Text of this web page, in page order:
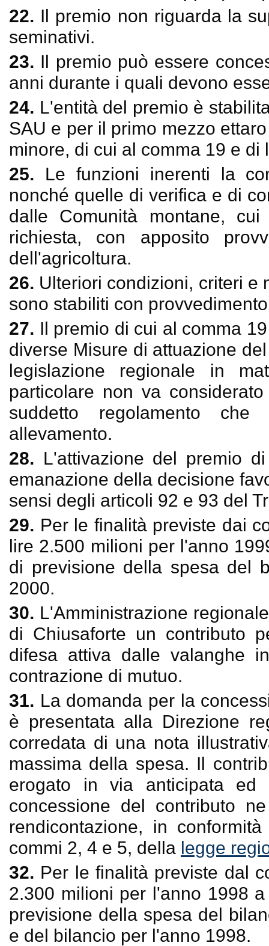
22. Il premio non riguarda la
seminativi.
23. Il premio può essere
anni durante i quali devono
24. L'entità del premio è
SAU e per il primo mezzo
minore, di cui al comma 19 e
25. Le funzioni inerenti la
nonché quelle di verifica e di
dalle Comunità montane,
richiesta, con apposito
dell'agricoltura.
26. Ulteriori condizioni, criteri e
sono stabiliti con
27. Il premio di cui al comma
diverse Misure di attuazione
legislazione regionale in
particolare non va
suddetto regolamento
allevamento.
28. L'attivazione del premio
emanazione della decisione
sensi degli articoli 92 e 93 del
29. Per le finalità previste dai
lire 2.500 milioni per l'anno
di previsione della spesa del
2000.
30. L'Amministrazione
di Chiusaforte un contributo
difesa attiva dalle valanghe
contrazione di mutuo.
31. La domanda per la
è presentata alla Direzione
corredata di una nota
massima della spesa. Il
erogato in via anticipata
concessione del contributo
rendicontazione, in
commi 2, 4 e 5, della legge
32. Per le finalità previste dal
2.300 milioni per l'anno 1998
previsione della spesa del
e del bilancio per l'anno 1998.